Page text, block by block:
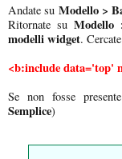
Andate su Modello >
Ritornate su
modelli widget.
<b:include data='top'
Se non fosse presente
Semplice)